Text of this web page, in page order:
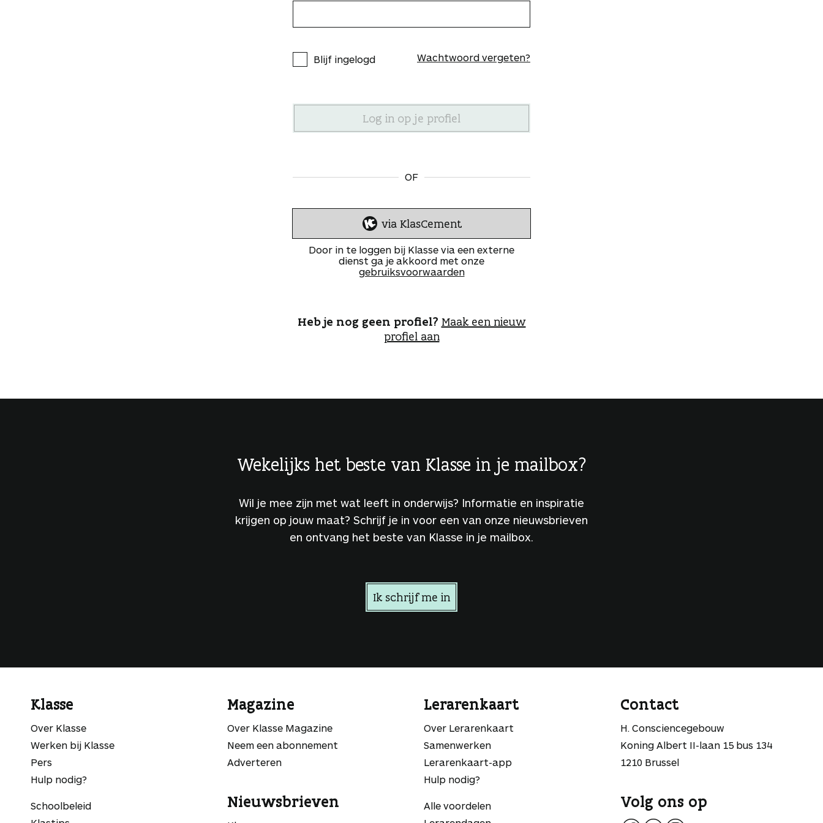
Blijf ingelogd Wachtwoord vergeten?
OF
I
n
l
o
e
n
via KlasCement
Door in te loggen bij Klasse via een externe
dienst ga je akkoord met onze
gebruiksvoorwaarden
Heb je nog geen profiel? Maak een nieuw
profiel aan
Wekelijks het beste van Klasse in je mailbox?
Wil je mee zijn met wat leeft in onderwijs? Informatie en inspiratie
krijgen op jouw maat? Schrijf je in voor een van onze nieuwsbrieven
en ontvang het beste van Klasse in je mailbox.
Ik schrijf me in
Klasse
Over Klasse
Werken bij Klasse
Pers
Hulp nodig?
Schoolbeleid
Magazine
Over Klasse Magazine
Neem een abonnement
Adverteren
Nieuwsbrieven
Lerarenkaart
Over Lerarenkaart
Samenwerken
Lerarenkaart-app
Hulp nodig?
Alle voordelen
Contact
H. Consciencegebouw
Koning Albert II-laan 15 bus 134
1210 Brussel
Volg ons op